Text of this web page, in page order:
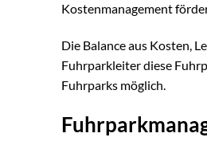
Kostenmanagement
Die Balance aus Kosten,
Fuhrparkleiter diese
Fuhrparks möglich.